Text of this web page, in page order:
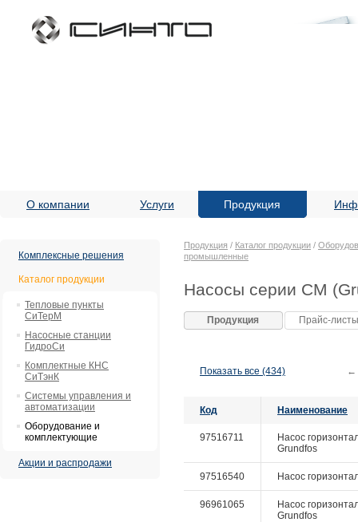
О компании Услуги Продукция
Комплексные решения
Каталог продукции
Тепловые пункты
СиТерМ
Насосные станции
ГидроСи
Комплектные КНС
СиТэнК
Системы управления и
автоматизации
Оборудование и
комплектующие
Акции и распродажи
Продукция / Каталог продукции /
промышленные
Насосы серии CM
Продукция Прайс-
Показать все (434) ←
Код Наименование
97516711
Насос
Grundfos
97516540 Насос
96961065
Насос
Grundfos